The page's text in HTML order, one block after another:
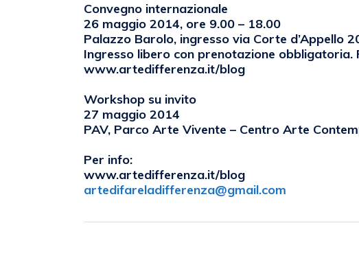
Convegno internazionale
26 maggio 2014, ore 9.00 – 18.00
Palazzo Barolo, ingresso via Corte d’Appello
Ingresso libero con prenotazione
www.artedifferenza.it/blog
Workshop su invito
27 maggio 2014
PAV, Parco Arte Vivente – Centro Arte
Per info:
www.artedifferenza.it/blog
artedifareladifferenza@gmail.com